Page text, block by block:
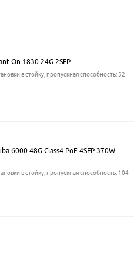
On 1830 24G 2SFP
в стойку, пропускная способность: 52
6000 48G Class4 PoE 4SFP 370W
в стойку, пропускная способность: 104